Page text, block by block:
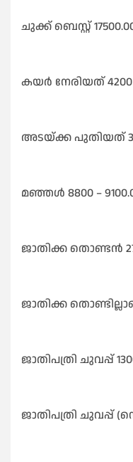
ചുക്ക് ബെസ്റ്റ്
കയർ നേരിയത് 4200
അടയ്ക്ക പുതിയത്
മഞ്ഞൾ 8800 –
ജാതിക്ക തൊണ്ടൻ
ജാതിക്ക
ജാതിപത്രി ചുവപ്പ്
ജാതിപത്രി ചുവപ്പ്